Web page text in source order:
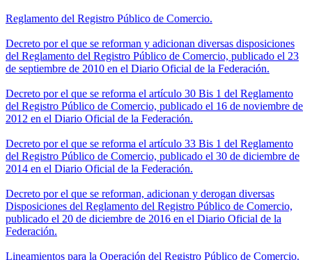
Reglamento del Registro Público de Comercio.
Decreto por el que se reforman y adicionan diversas disposiciones
del Reglamento del Registro Público de Comercio, publicado el 23
de septiembre de 2010 en el Diario Oficial de la Federación.
Decreto por el que se reforma el artículo 30 Bis 1 del Reglamento
del Registro Público de Comercio, publicado el 16 de noviembre de
2012 en el Diario Oficial de la Federación.
Decreto por el que se reforma el artículo 33 Bis 1 del Reglamento
del Registro Público de Comercio, publicado el 30 de diciembre de
2014 en el Diario Oficial de la Federación.
Decreto por el que se reforman, adicionan y derogan diversas
Disposiciones del Reglamento del Registro Público de Comercio,
publicado el 20 de diciembre de 2016 en el Diario Oficial de la
Federación.
Lineamientos para la Operación del Registro Público de Comercio.